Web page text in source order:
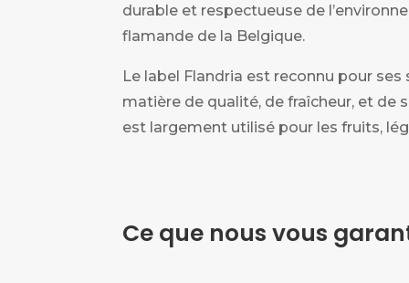
durable et respectueuse de
flamande de la Belgique.
Le label Flandria est reconnu pour ses
matière de qualité, de fraîcheur, et de
est largement utilisé pour les fruits,
Ce que nous vous